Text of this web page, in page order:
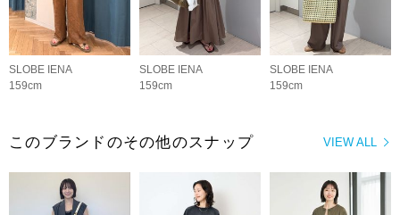
SLOBE IENA
159cm
SLOBE IENA
159cm
SLOBE IENA
159cm
VIEW ALL
このブランドのその他のスナップ